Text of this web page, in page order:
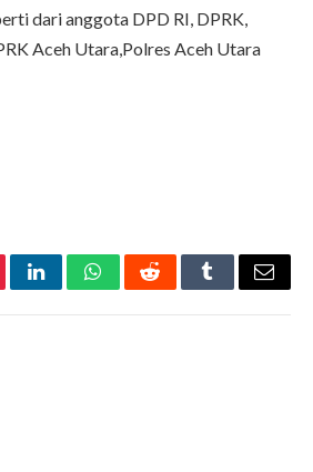
dari anggota DPD RI, DPRK,
Aceh Utara,Polres Aceh Utara
LinkedInWhatsAppRedditTumblrEmail